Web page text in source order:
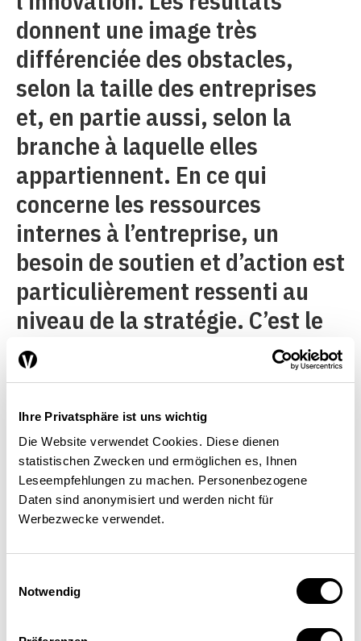
Ihre Privatsphäre ist uns wichtig
Die Website verwendet Cookies. Diese dienen
statistischen Zwecken und ermöglichen es, Ihnen
Leseempfehlungen zu machen. Personenbezogene
Daten sind anonymisiert und werden nicht für
Werbezwecke verwendet.
Notwendig
donnent une image très
différenciée des obstacles,
selon la taille des entreprises
et, en partie aussi, selon la
branche à laquelle elles
appartiennent. En ce qui
concerne les ressources
internes à l’entreprise, un
besoin de soutien et d’action est
particulièrement ressenti au
niveau de la stratégie. C’est le
mouton noir de toutes les
catégories d’entreprises. Le
«goulet d’étranglement
stratégique» est de ce fait le
principal obstacle au
développement du potentiel
d’innovation. L’importance
d’autres obstacles varie selon
les segments analysés. Par